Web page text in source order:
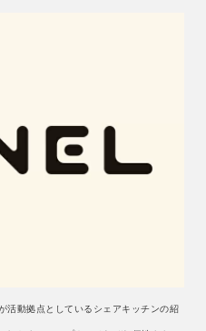
活動拠点としているシェアキッチンの紹